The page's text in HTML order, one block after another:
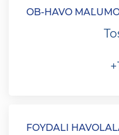
OB-HAVO
FOYDALI